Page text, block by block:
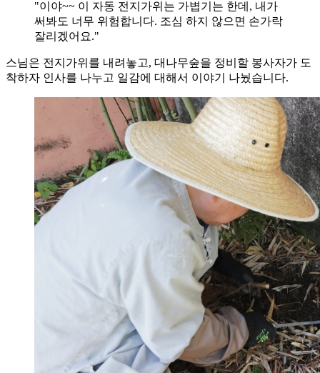
"이야~~ 이 자동 전지가위는 가볍기는 한데, 내가
써봐도 너무 위험합니다. 조심 하지 않으면 손가락
잘리겠어요."
스님은 전지가위를 내려놓고, 대나무숲을 정비할 봉사자가 도
착하자 인사를 나누고 일감에 대해서 이야기 나눴습니다.